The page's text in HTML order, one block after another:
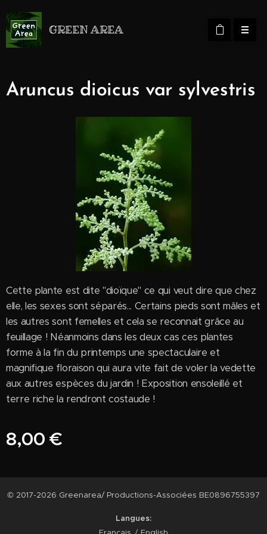
GREEN AREA
Aruncus dioicus var sylvestris
Cette plante est dite "dioïque" ce qui veut dire que chez
elle, les sexes sont séparés... Certains pieds sont mâles et
les autres sont femelles et cela se reconnait grâce au
feuillage ! Néanmoins dans les deux cas ces plantes
forme à la fin du printemps une spectaculaire et
magnifique floraison qui aura vite fait de voler la vedette
aux autres espèces du jardin ! Exposition ensoleillé et
terre riche la rendront costaude !
8,00 €
© 2017-2026 Greenarea/ Productions-Associées BE0896755397
Langues